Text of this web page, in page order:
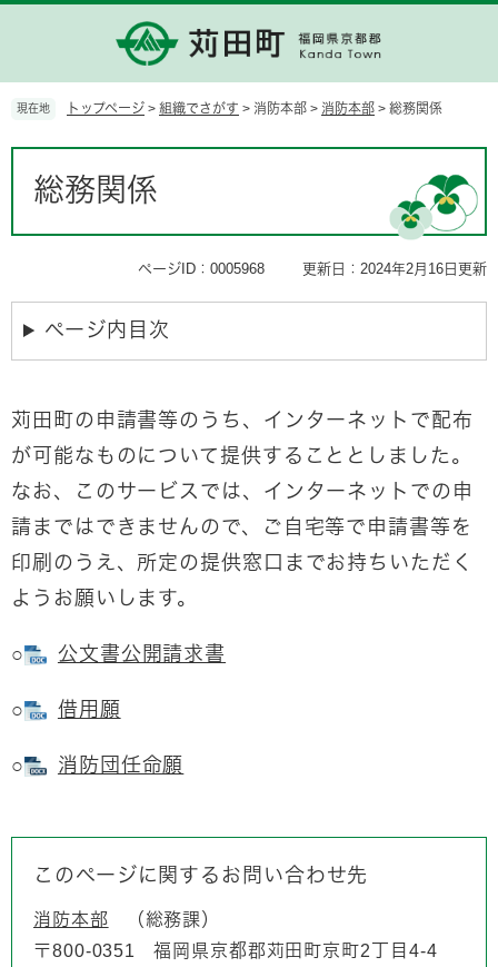
の
で
ー
ば
現在地 トップページ > 組織でさがす > 消防本部 > 消防本部 > 総務関係
総務関係
ページID：0005968 更新日：2024年2月16日更新
ページ内目次
苅田町の申請書等のうち、インターネットで配布
が可能なものについて提供することとしました。
なお、このサービスでは、インターネットでの申
請まではできませんので、ご自宅等で申請書等を
印刷のうえ、所定の提供窓口までお持ちいただく
ようお願いします。
○ 公文書公開請求書
○ 借用願
○ 消防団任命願
このページに関するお問い合わせ先
消防本部
総務課
〒800-0351
福岡県京都郡苅田町京町2丁目4-4